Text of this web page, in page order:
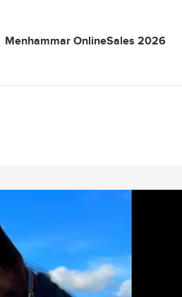
Menhammar OnlineSales 2026